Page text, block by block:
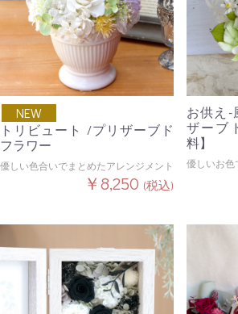
NEW
トリビュート /プリザーブド
フラワー
優しい色合いでまとめたアレンジメント
￥8,250 (税込)
お供え-
ザーブ
料】
優しいお色